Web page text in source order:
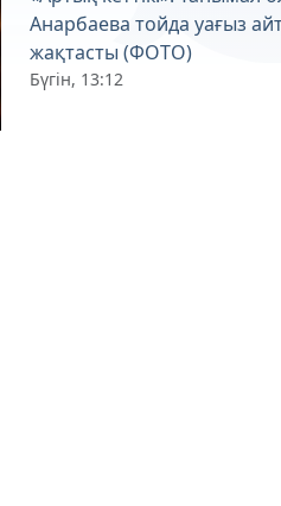
Анарбаева тойда уағыз
жақтасты (ФОТО)
Бүгін, 13:12